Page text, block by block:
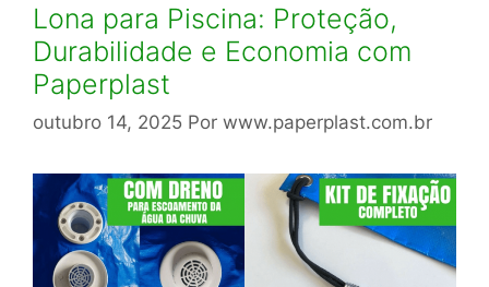
Lona para Piscina: Proteção,
Durabilidade e Economia com
Paperplast
outubro 14, 2025 Por www.paperplast.com.br